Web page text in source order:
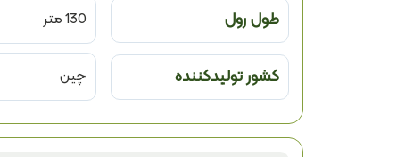
طول رول 130 متر
کشور تولیدکننده چین